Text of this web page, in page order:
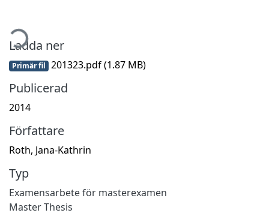
Ladda ner
Primär fil 201323.pdf(1.87 MB)
Publicerad
2014
Författare
Roth, Jana-Kathrin
Typ
Examensarbete för masterexamen
Master Thesis